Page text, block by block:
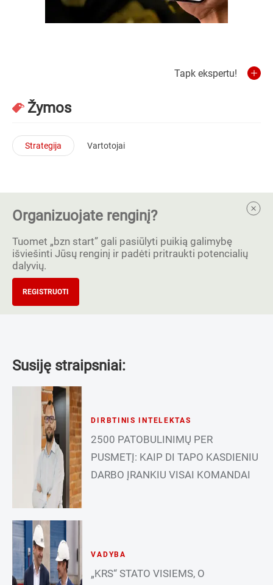
Tapk ekspertu!
Žymos
Strategija Vartotojai
Organizuojate renginį?
Tuomet „bzn start” gali pasiūlyti puikią galimybę
išviešinti Jūsų renginį ir padėti pritraukti potencialių
dalyvių.
REGISTRUOTI
Susiję straipsniai:
DIRBTINIS INTELEKTAS
2500 PATOBULINIMŲ PER
PUSMETĮ: KAIP DI TAPO KASDIENIU
DARBO ĮRANKIU VISAI KOMANDAI
VADYBA
„KRS“ STATO VISIEMS, O